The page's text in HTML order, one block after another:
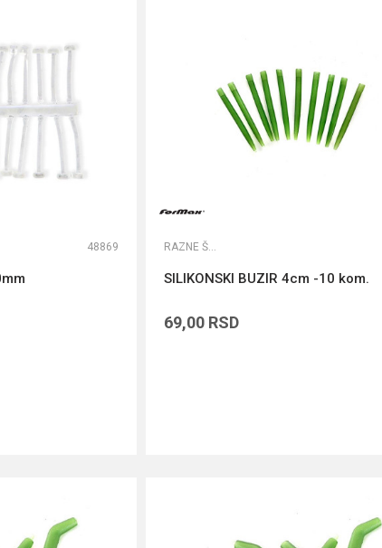
48869 RAZNE ŠARANSKE SITNICE
SILIKONSKI BUZIR 4cm -10 kom.
69,00 RSD